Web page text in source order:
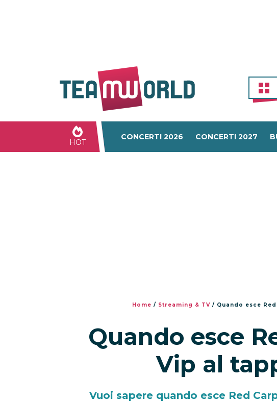
HOT
CONCERTI 2026 CONCERTI 2027
Home / Streaming & TV/ Quando esce
Quando esce
Vip al
Vuoi sapere quando esce Red